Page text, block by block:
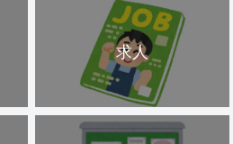
求人